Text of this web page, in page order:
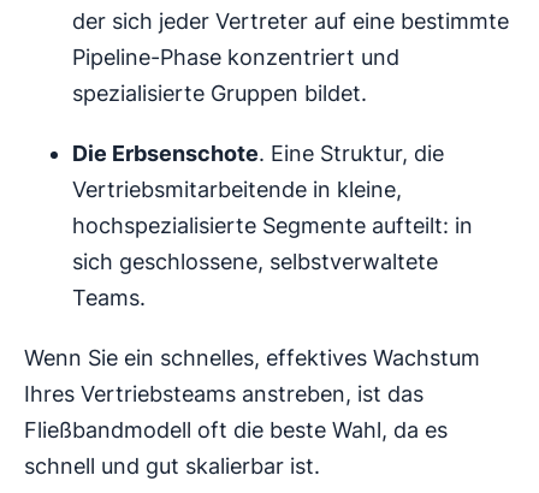
der sich jeder Vertreter auf eine bestimmte
Pipeline-Phase konzentriert und
spezialisierte Gruppen bildet.
Die Erbsenschote. Eine Struktur, die
Vertriebsmitarbeitende in kleine,
hochspezialisierte Segmente aufteilt: in
sich geschlossene, selbstverwaltete
Teams.
Wenn Sie ein schnelles, effektives Wachstum
Ihres Vertriebsteams anstreben, ist das
Fließbandmodell oft die beste Wahl, da es
schnell und gut skalierbar ist.